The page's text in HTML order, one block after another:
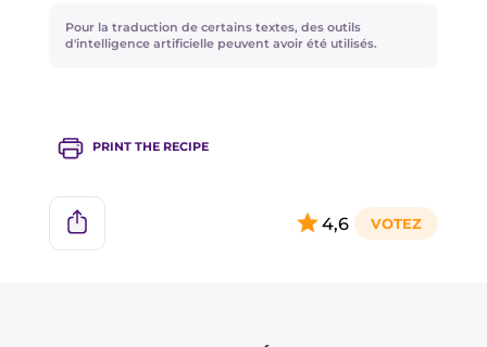
environ 500 ml de béchamel assez fluide.
Pour la traduction de certains textes, des outils
d'intelligence artificielle peuvent avoir été utilisés.
PRINT THE RECIPE
4,6